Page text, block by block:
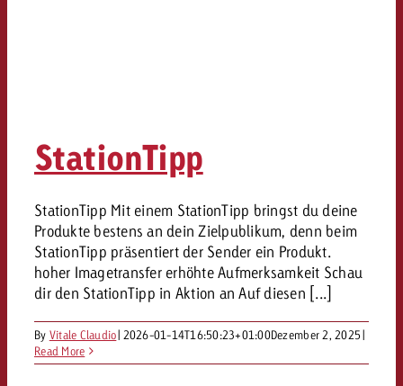
StationTipp
StationTipp Mit einem StationTipp bringst du deine
Produkte bestens an dein Zielpublikum, denn beim
StationTipp präsentiert der Sender ein Produkt.
hoher Imagetransfer erhöhte Aufmerksamkeit Schau
dir den StationTipp in Aktion an Auf diesen [...]
By Vitale Claudio| 2026-01-14T16:50:23+01:00Dezember 2, 2025|
Read More